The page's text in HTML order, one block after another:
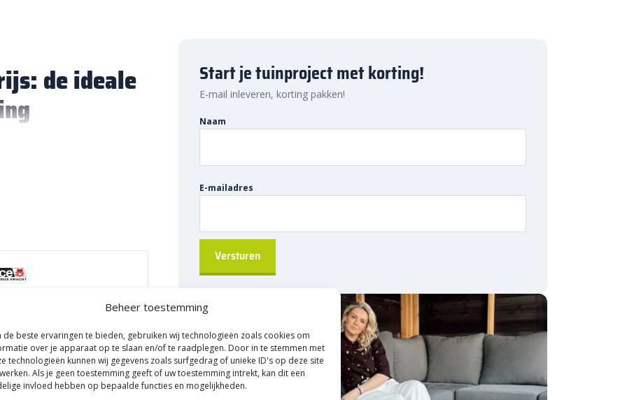
Beheer toestemming
de beste ervaringen te bieden, gebruiken wij technologieën zoals cookies om
over je apparaat op te slaan en/of te raadplegen. Door in te stemmen met
technologieën kunnen wij gegevens zoals surfgedrag of unieke ID's op deze site
Als je geen toestemming geeft of uw toestemming intrekt, kan dit een
invloed hebben op bepaalde functies en mogelijkheden.
de ideale
wie een strakke en stevige
gemakkelijk te verwerken,
blijft liggen. Of je nu een
past perfect bij elke
eenvoudig online,
levering uit voorraad. Het
droog weer optimaal te
van je bestrating.
kopen
3 mm tot 50 mm breed en
voertuigen. Dankzij de
harsen is het voegzand
Alliance Gator voegen
X
Start je tuinproject met korting!
E-mail inleveren, korting pakken!
Naam
E-mailadres